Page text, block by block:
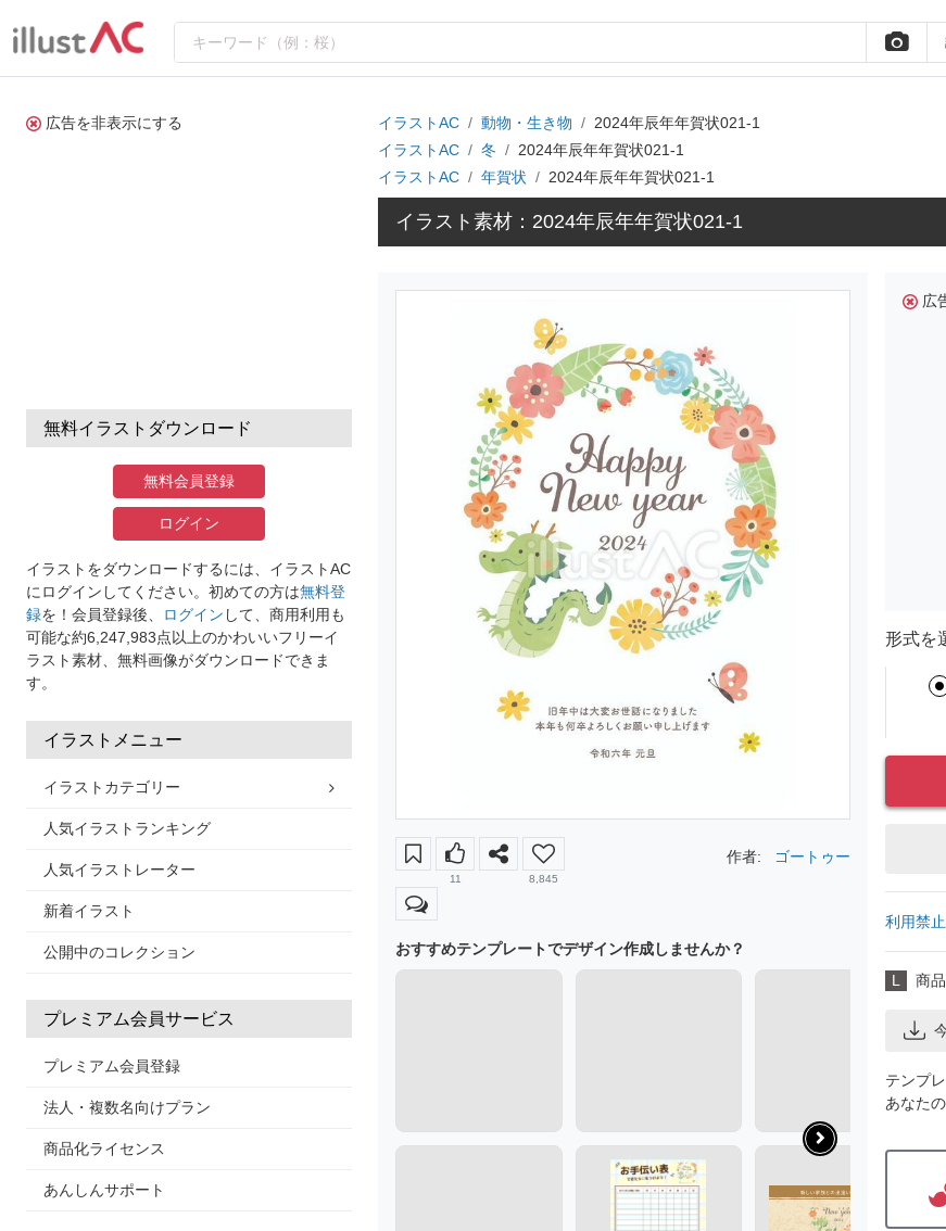
広告を非表示にする
無料イラストダウンロード
無料会員登録
ログイン
イラストをダウンロードするには、イラストAC
にログインしてください。初めての方は無料登
録を！会員登録後、 ログイン して、商用利用も
可能な約6,247,983点以上のかわいいフリーイ
ラスト素材、無料画像がダウンロードできま
す。
イラストメニュー
イラストカテゴリー
人気イラストランキング
人気イラストレーター
新着イラスト
公開中のコレクション
プレミアム会員サービス
プレミアム会員登録
法人・複数名向けプラン
商品化ライセンス
あんしんサポート
イラストAC 動物・生き物
2024年辰年年賀状021-1
イラストAC
冬
2024年辰年年賀状021-1
イラストAC
年賀状 2024年辰年年賀状021-1
イラスト素材：2024年辰年年賀状021-1
11 8,845
作者: ゴートゥー
おすすめテンプレートでデザイン作成しませんか？
広
形式を
利用禁
L 商
テンプ
あなた